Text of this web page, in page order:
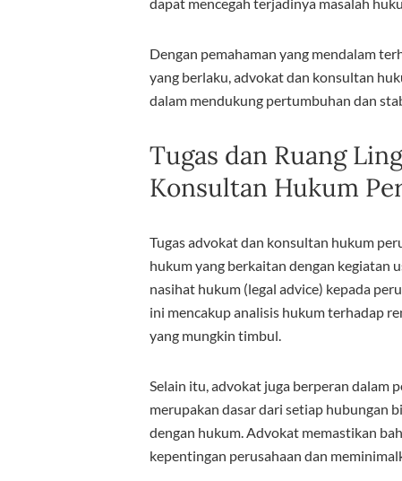
Dengan pemahaman yang mendalam
yang berlaku, advokat dan konsultan
dalam mendukung pertumbuhan dan
Tugas dan Ruang
Konsultan Hukum
Tugas advokat dan konsultan hukum
hukum yang berkaitan dengan kegiatan
nasihat hukum (legal advice) kepada
ini mencakup analisis hukum terhadap
yang mungkin timbul.
Selain itu, advokat juga berperan dalam
merupakan dasar dari setiap hubungan
dengan hukum. Advokat memastikan
kepentingan perusahaan dan